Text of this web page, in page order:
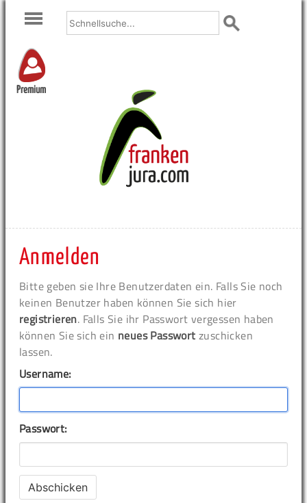
Premium
Anmelden
Bitte geben sie Ihre Benutzerdaten ein. Falls Sie noch
keinen Benutzer haben können Sie sich hier
registrieren. Falls Sie ihr Passwort vergessen haben
können Sie sich ein neues Passwort zuschicken
lassen.
Username:
Passwort: